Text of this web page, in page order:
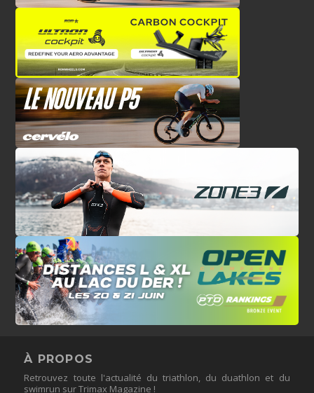
À PROPOS
Retrouvez toute l'actualité du triathlon, du duathlon et du
swimrun sur Trimax Magazine !